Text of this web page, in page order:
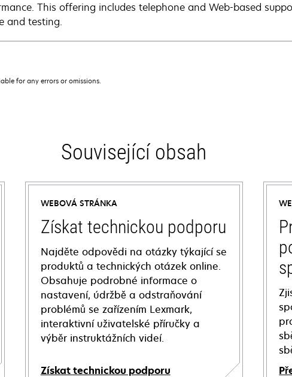
This offering includes telephone and Web-based
and testing.
for any errors or omissions.
Související obsah
WEBOVÁ STRÁNKA
Získat technickou podporu
Najděte odpovědi na otázky týkající se
produktů a technických otázek online.
Obsahuje podrobné informace o
nastavení, údržbě a odstraňování
problémů se zařízením Lexmark,
interaktivní uživatelské příručky a
výběr instruktážních videí.
Získat technickou podporu